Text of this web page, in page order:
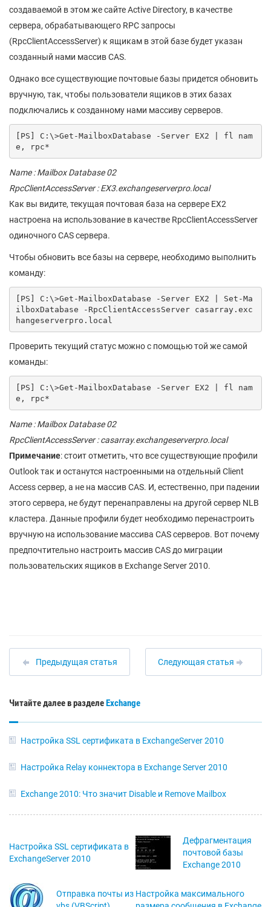
создаваемой в этом же сайте Active Directory, в качестве
сервера, обрабатывающего RPC запросы
(RpcClientAccessServer) к ящикам в этой базе будет указан
созданный нами массив CAS.
Однако все существующие почтовые базы придется обновить
вручную, так, чтобы пользователи ящиков в этих базах
подключались к созданному нами массиву серверов.
[PS] C:\>Get-MailboxDatabase -Server EX2 | fl nam
e, rpc*
Name : Mailbox Database 02
RpcClientAccessServer : EX3.exchangeserverpro.local
Как вы видите, текущая почтовая база на сервере EX2
настроена на использование в качестве RpcClientAccessServer
одиночного CAS сервера.
Чтобы обновить все базы на сервере, необходимо выполнить
команду:
[PS] C:\>Get-MailboxDatabase -Server EX2 | Set-Ma
ilboxDatabase -RpcClientAccessServer casarray.exc
hangeserverpro.local
Проверить текущий статус можно с помощью той же самой
команды:
[PS] C:\>Get-MailboxDatabase -Server EX2 | fl nam
e, rpc*
Name : Mailbox Database 02
RpcClientAccessServer : casarray.exchangeserverpro.local
Примечание: стоит отметить, что все существующие профили
Outlook так и останутся настроенными на отдельный Client
Access сервер, а не на массив CAS. И, естественно, при падении
этого сервера, не будут перенаправлены на другой сервер NLB
кластера. Данные профили будет необходимо перенастроить
вручную на использование массива CAS серверов. Вот почему
предпочтительно настроить массив CAS до миграции
пользовательских ящиков в Exchange Server 2010.
Предыдущая статья Следующая статья
Читайте далее в разделеExchange
Настройка SSL сертификата в ExchangeServer 2010
Настройка Relay коннектора в Exchange Server 2010
Exchange 2010: Что значит Disable и Remove Mailbox
Настройка SSL сертификата в
ExchangeServer 2010
Дефрагментация
почтовой базы
Exchange 2010
Отправка почты из Настройка максимального